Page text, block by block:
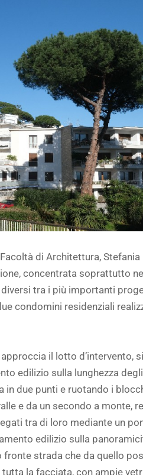
di Architettura, Stefania
concentrata soprattutto
tra i più importanti
condomini residenziali
il lotto d’intervento,
edilizio sulla lunghezza
due punti e ruotando i
e da un secondo a monte,
tra di loro mediante un
edilizio sulla
strada che da quello
la facciata, con ampie